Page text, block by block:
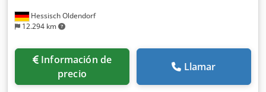
Hessisch Oldendorf
12.294 km
Información de
precio
Llamar